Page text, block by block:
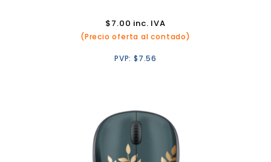
$7.00 inc. IVA
(Precio oferta al contado)
PVP: $7.56